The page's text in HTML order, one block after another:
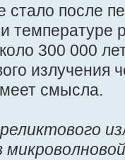
стало после
температуре
300 000
излучения
смысла.